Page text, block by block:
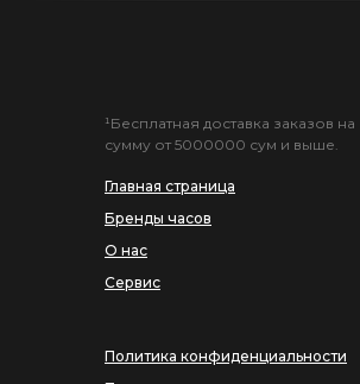
Главная страница
Бренды часов
О нас
Сервис
¹Бесплатная доставка заказов на
сумму от 5000000 сум и выше.
Политика конфиденциальности